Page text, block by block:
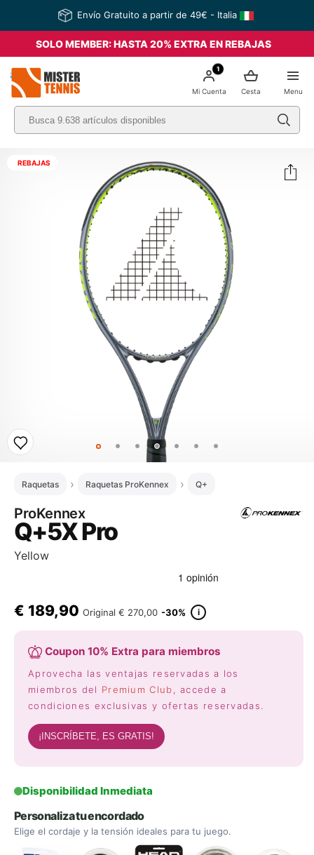
Envío Gratuito a partir de 49€ - Italia
SOLO MEMBER: HASTA 20% EXTRA EN REBAJAS
Menu
Cesta
1
Mi Cuenta
REBAJAS
Raquetas Raquetas ProKennex Q+
ProKennex
Q+5X Pro
Yellow
€ 189,90 Original € 270,00 -30% i
Coupon 10% Extra para miembros
Aprovecha las ventajas reservadas a los
miembros del Premium Club, accede a
condiciones exclusivas y ofertas reservadas.
¡INSCRÍBETE, ES GRATIS!
Disponibilidad Inmediata
Personaliza tu encordado
Elige el cordaje y la tensión ideales para tu juego.